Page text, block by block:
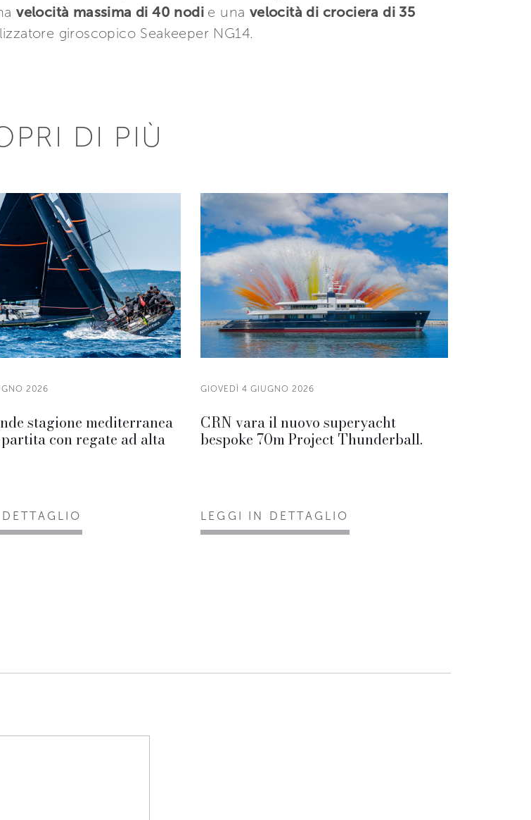
velocità massima di 40 nodi e una velocità di crociera di 35
giroscopico Seakeeper NG14.
DI PIÙ
2026
stagione mediterranea
con regate ad alta
GIOVEDÌ 4 GIUGNO 2026
CRN vara il nuovo superyacht
bespoke 70m Project Thunderball.
LEGGI IN DETTAGLIO